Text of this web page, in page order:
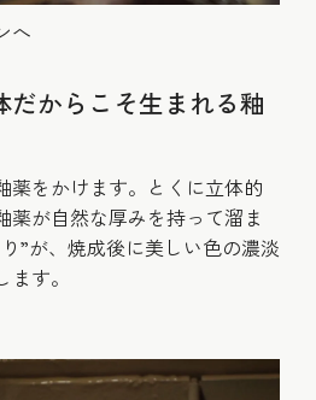
へ
からこそ生まれる釉
薬をかけます。とくに立体的
薬が自然な厚みを持って溜ま
”が、焼成後に美しい色の濃淡
す。